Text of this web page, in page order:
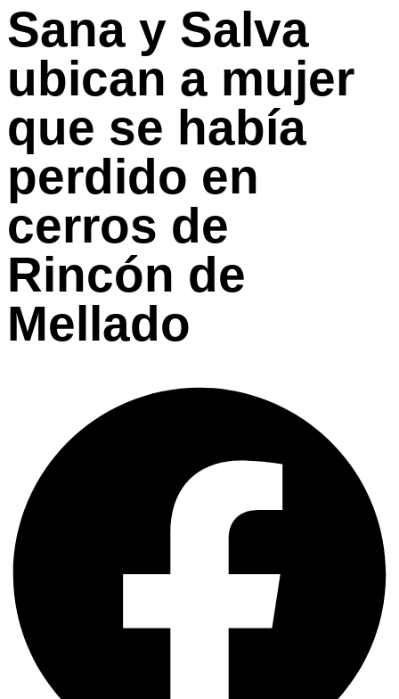
Sana y Salva
ubican a mujer
que se había
perdido en
cerros de
Rincón de
Mellado